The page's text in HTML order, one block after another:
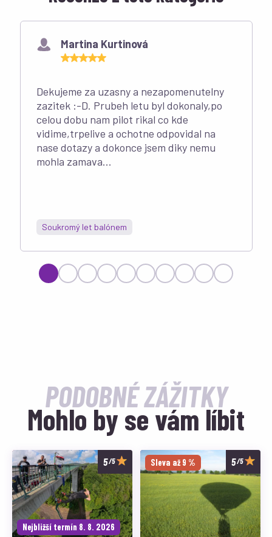
Martina Kurtinová
Dekujeme za uzasny a nezapomenutelny
zazitek :-D. Prubeh letu byl dokonaly,po
celou dobu nam pilot rikal co kde
vidime,trpelive a ochotne odpovidal na
nase dotazy a dokonce jsem diky nemu
mohla zamava...
Soukromý let balónem
PODOBNÉ ZÁŽITKY
Mohlo by se vám líbit
/5
Nejbližší termín 8. 8. 2026
Sleva až 9 % /5